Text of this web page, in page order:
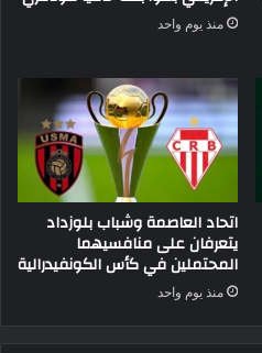
منذ يوم واحد
اتحاد العاصمة وشباب بلوزداد
يتعرفان على منافسيهما
المحتملين في كأس الكونفيدرالية
منذ يوم واحد